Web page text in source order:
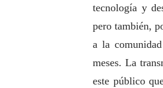
tecnología y
pero también,
a la
meses. La
este público